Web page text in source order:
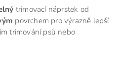
trimovací náprstek od
povrchem pro výrazně lepší
trimování psů nebo